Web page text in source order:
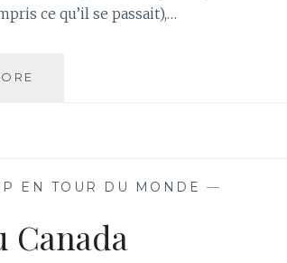
ce qu’il se passait),…
EN TOUR DU MONDE —
Canada